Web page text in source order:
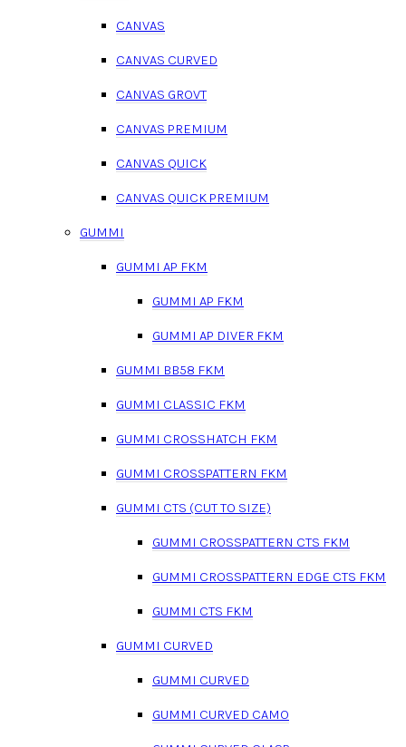
CANVAS
CANVAS CURVED
CANVAS GROVT
CANVAS PREMIUM
CANVAS QUICK
CANVAS QUICK PREMIUM
GUMMI
GUMMI AP FKM
GUMMI AP FKM
GUMMI AP DIVER FKM
GUMMI BB58 FKM
GUMMI CLASSIC FKM
GUMMI CROSSHATCH FKM
GUMMI CROSSPATTERN FKM
GUMMI CTS (CUT TO SIZE)
GUMMI CROSSPATTERN CTS FKM
GUMMI CROSSPATTERN EDGE CTS FKM
GUMMI CTS FKM
GUMMI CURVED
GUMMI CURVED
GUMMI CURVED CAMO